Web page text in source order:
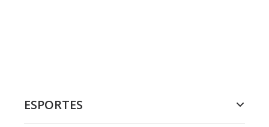
ESPORTES